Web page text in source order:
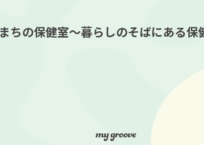
まちの保健室～暮らしのそばにある保